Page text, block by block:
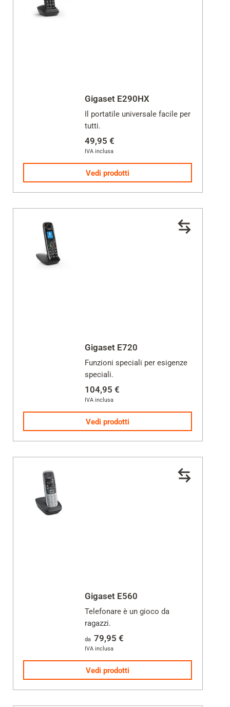
Gigaset E290HX
Il portatile universale facile per
tutti.
49,95 €
IVA inclusa
Vedi prodotti
Gigaset E720
Funzioni speciali per esigenze
speciali.
104,95 €
IVA inclusa
Vedi prodotti
Gigaset E560
Telefonare è un gioco da
ragazzi.
da 79,95 €
IVA inclusa
Vedi prodotti